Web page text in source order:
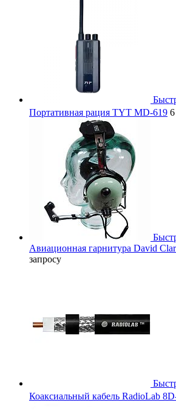
Портативная рация TYT MD-619
Авиационная гарнитура David
запросу
Коаксиальный кабель RadioLab